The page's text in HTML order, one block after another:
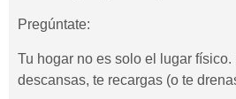
Pregúntate:
Tu hogar no es solo el lugar
descansas, te recargas (o te